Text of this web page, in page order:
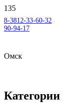
8-3812-33-60-32
90-94-17
Омск
Категории